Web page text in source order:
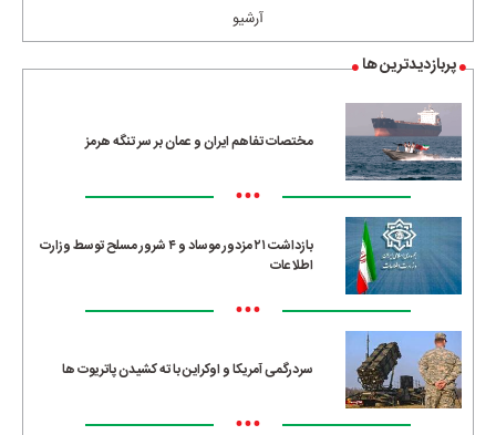
آرشیو
پربازدیدترین ها
مختصات تفاهم ایران و عمان بر سر تنگه هرمز
•••
بازداشت ۲۱ مزدور موساد و ۴ شرور مسلح توسط وزارت
اطلاعات
•••
سردرگمی آمریکا و اوکراین با ته کشیدن پاتریوت ها
•••